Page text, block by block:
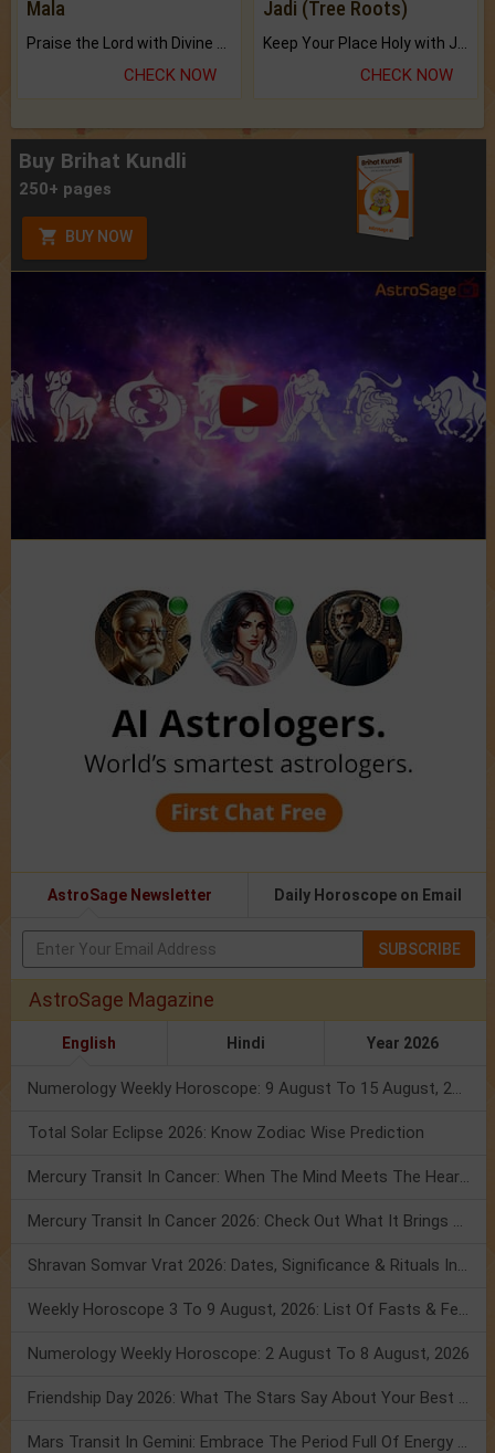
Mala
CHECK NOW
Jadi (Tree Roots)
CHECK NOW
Buy Brihat Kundli
250+ pages
BUY NOW
AstroSage Newsletter Daily Horoscope on Email
SUBSCRIBE
AstroSage Magazine
English Hindi Year 2026
Numerology Weekly Horoscope: 9 August To 15 August, 2026
Total Solar Eclipse 2026: Know Zodiac Wise Prediction
Mercury Transit In Cancer: When The Mind Meets The Heart!
Mercury Transit In Cancer 2026: Check Out What It Brings For You
Shravan Somvar Vrat 2026: Dates, Significance & Rituals In August
Weekly Horoscope 3 To 9 August, 2026: List Of Fasts & Festivals
Numerology Weekly Horoscope: 2 August To 8 August, 2026
Friendship Day 2026: What The Stars Say About Your Best Friend!
Mars Transit In Gemini: Embrace The Period Full Of Energy & Intelligence